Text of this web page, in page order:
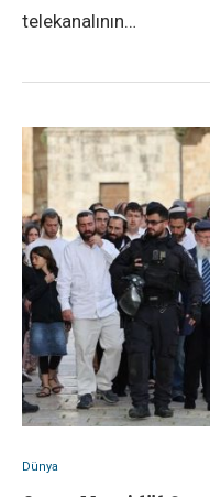
telekanalının…
Dünya